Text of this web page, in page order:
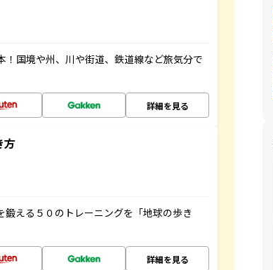
国境や州、川や街道、鉄道線など旅気分で
詳細を見る
方
える５０のトレーニングを「地球の歩き
詳細を見る